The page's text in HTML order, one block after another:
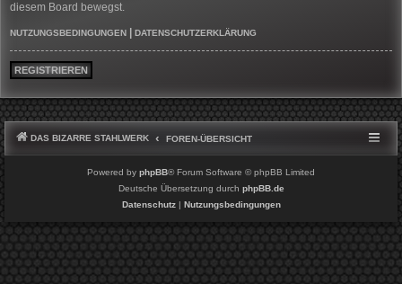
diesem Board bewegst.
NUTZUNGSBEDINGUNGEN DATENSCHUTZERKLÄRUNG
REGISTRIEREN
DAS BIZARRE STAHLWERK FOREN-ÜBERSICHT
Powered by phpBB® Forum Software © phpBB Limited
Deutsche Übersetzung durch phpBB.de
Datenschutz| Nutzungsbedingungen